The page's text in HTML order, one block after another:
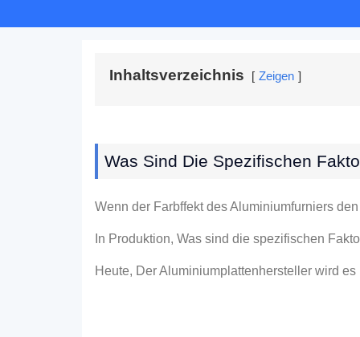
Inhaltsverzeichnis Zeigen
Was Sind Die Spezifischen
Wenn der Farbffekt des Aluminiumfurniers
In Produktion, Was sind die spezifischen
Heute, Der Aluminiumplattenhersteller wird es